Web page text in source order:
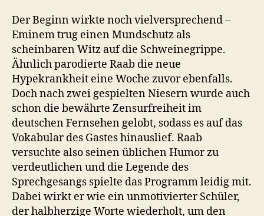
Der Beginn wirkte noch vielversprechend –
Eminem trug einen Mundschutz als
scheinbaren Witz auf die Schweinegrippe.
Ähnlich parodierte Raab die neue
Hypekrankheit eine Woche zuvor ebenfalls.
Doch nach zwei gespielten Niesern wurde auch
schon die bewährte Zensurfreiheit im
deutschen Fernsehen gelobt, sodass es auf das
Vokabular des Gastes hinauslief. Raab
versuchte also seinen üblichen Humor zu
verdeutlichen und die Legende des
Sprechgesangs spielte das Programm leidig mit.
Dabei wirkt er wie ein unmotivierter Schüler,
der halbherzige Worte wiederholt, um den